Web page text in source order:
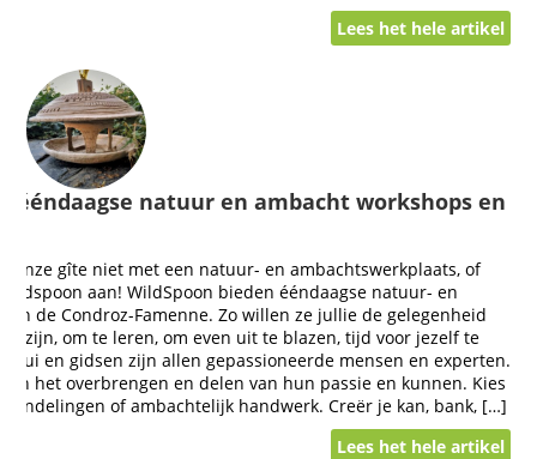
Lees het hele artikel
natuur en ambacht workshops en
onze gîte niet met een natuur- en ambachtswerkplaats, of
aan! WildSpoon bieden ééndaagse natuur- en
in de Condroz-Famenne. Zo willen ze jullie de gelegenheid
zijn, om te leren, om even uit te blazen, tijd voor jezelf te
en gidsen zijn allen gepassioneerde mensen en experten.
in het overbrengen en delen van hun passie en kunnen. Kies
of ambachtelijk handwerk. Creër je kan, bank, […]
Lees het hele artikel